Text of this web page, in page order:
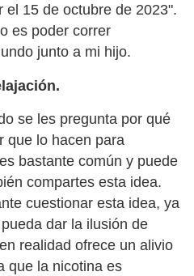
el 15 de octubre de 2023".
es poder correr
junto a mi hijo.
se les pregunta por qué
que lo hacen para
bastante común y puede
compartes esta idea.
cuestionar esta idea, ya
dar la ilusión de
realidad ofrece un alivio
que la nicotina es